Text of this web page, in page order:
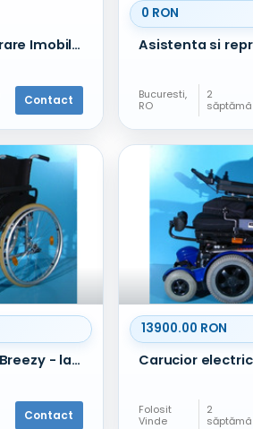
Firma Administrare Imobile - sector 1 - Damaroaia
Contact
0 RON
Bucuresti,
RO
servicii
2
săptămâ
urmă
Scaun cu rotile Breezy - latime sezut 40 cm
Contact
13900.00 RON
Folosit
Vinde
2
săptămâ